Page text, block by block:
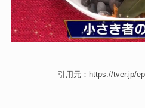
引用元：https://tver.jp/